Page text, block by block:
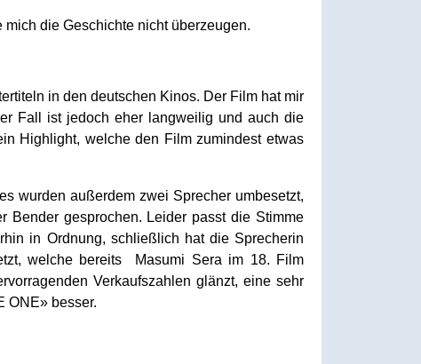
die Geschichte nicht überzeugen.
in den deutschen Kinos. Der Film hat mir
Fall ist jedoch eher langweilig und auch die
Highlight, welche den Film zumindest etwas
wurden außerdem zwei Sprecher umbesetzt,
gesprochen. Leider passt die Stimme
in Ordnung, schließlich hat die Sprecherin
welche bereits Masumi Sera im 18. Film
Verkaufszahlen glänzt, eine sehr
ONE» besser.